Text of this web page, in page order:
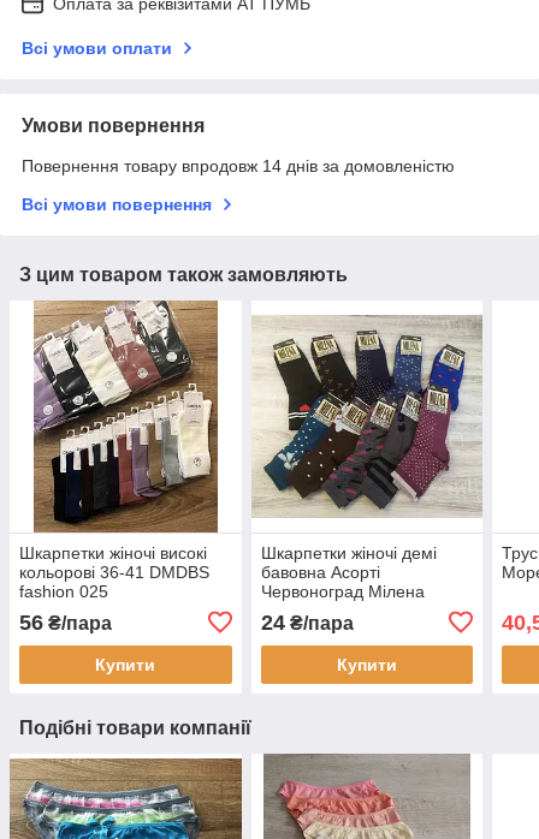
Оплата за реквізитами АТ ПУМБ
Всі умови оплати
Умови повернення
Повернення товару впродовж 14 днів за домовленістю
Всі умови повернення
З цим товаром також замовляють
Шкарпетки жіночі високі
кольорові 36-41 DMDBS
fashion 025
56 ₴/пара
Купити
Шкарпетки жіночі демі
бавовна Асорті
Червоноград Мілена
24₴/пара
Купити
Подібні товари компанії